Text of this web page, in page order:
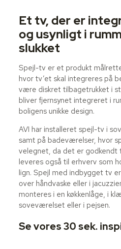
Et tv, der er
og usynligt i
slukket
Spejl-tv er et produkt
hvor tv’et skal integreres på
være diskret tilbagetrukket i
bliver fjernsynet integreret i
boligens unikke design.
AVI har installeret spejl-tv i
samt på badeværelser, hvor
velegnet, da det er godkendt
leveres også til erhverv som
lign. Spejl med indbygget tv
over håndvaske eller i
monteres i en køkkenlåge, i
soveværelset eller i pejsen.
Se vores 30 sek.